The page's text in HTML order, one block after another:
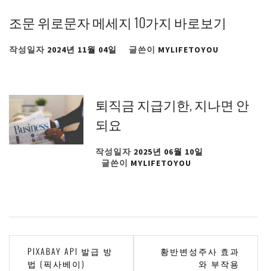
조문 위로문자 메세지 10가지 바로보기
작성일자 2024년 11월 04일 글쓴이 MYLIFETOYOU
퇴직금 지급기한, 지나면 안
되요
작성일자 2025년 06월 10일
글쓴이 MYLIFETOYOU
PIXABAY API 발급 방
법 (픽사베이)
황반변성주사 효과
와 부작용